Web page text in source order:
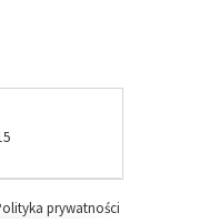
prywatności